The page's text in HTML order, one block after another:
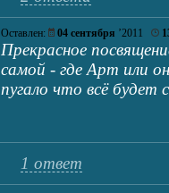
Оставлен: 04 сентября ’2011
Прекрасное
самой - где Арт или
пугало что всё
1 ответ